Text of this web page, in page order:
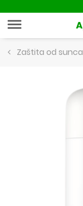
Zaštita od sunca